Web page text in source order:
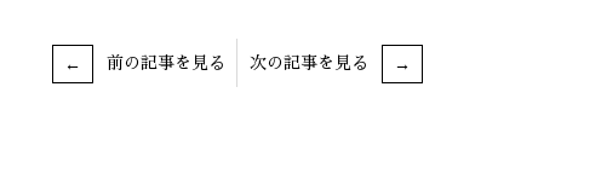
前の記事を見る 次の記事を見る